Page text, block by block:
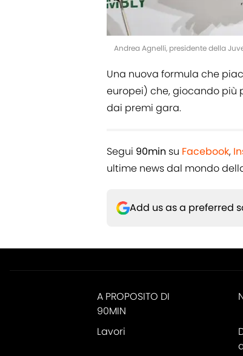
Andrea Agnelli, presidente della Juve
Una nuova formula che
europei) che, giocando
dai premi gara.
Segui 90min su Facebook,
ultime news dal mondo
Add us as a preferred
A PROPOSITO DI
90MIN
Lavori